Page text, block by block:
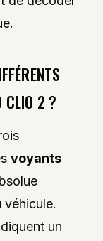
CLIO 2 ?
voyants
véhicule.
un